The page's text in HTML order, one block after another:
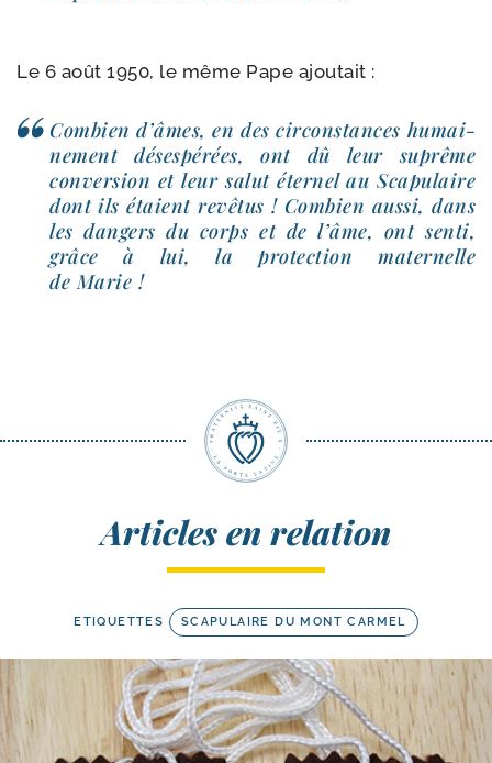
Le 6 août 1950, le même Pape ajoutait :
Combien d’âmes, en des cir­cons­tances humai­
ne­ment déses­pé­rées, ont dû leur suprême
conver­sion et leur salut éter­nel au Scapulaire
dont ils étaient revê­tus ! Combien aus­si, dans
les dan­gers du corps et de l’âme, ont sen­ti,
grâce à lui, la pro­tec­tion mater­nelle
de Marie !
Articles en relation
ETIQUETTES SCAPULAIRE DU MONT CARMEL